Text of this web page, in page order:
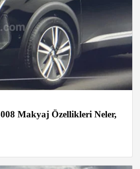
Makyaj Özellikleri Neler,